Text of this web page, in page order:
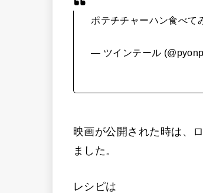
ポテチチャーハン食べて
— ツインテール
映画が公開された時は、
ました。
レシピは